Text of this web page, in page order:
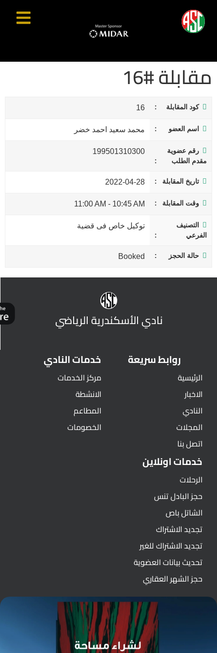
مقابلة #16
كود المقابلة 16
اسم العضو محمد سعيد احمد خضر
رقم عضوية
مقدم الطلب
199501310300
تاريخ المقابلة 2022-04-28
وقت المقابلة 10:45 AM
-
11:00 AM
التصنيف
الفرعي
توكيل خاص فى قضية
حالة الحجز Booked
نادي الأسكندرية الرياضي
روابط سريعة
الرئيسية
الاخبار
النادي
المجلات
اتصل بنا
خدمات النادي
مركز الخدمات
الانشطة
المطاعم
الخصومات
خدمات اونلاين
الرحلات
حجز البادل تنس
الشاتل باص
تجديد الاشتراك
تجديد الاشتراك للغير
تحديث بيانات العضوية
حجز الشهر العقاري